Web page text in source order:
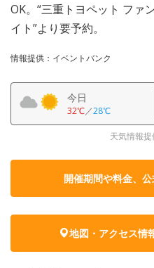
OK。“三重トヨペット ファ
イト”より要予約。
情報提供：イベントバンク
今日
32℃／28℃
天気情報
開催期間や料金、
地図・アクセス情